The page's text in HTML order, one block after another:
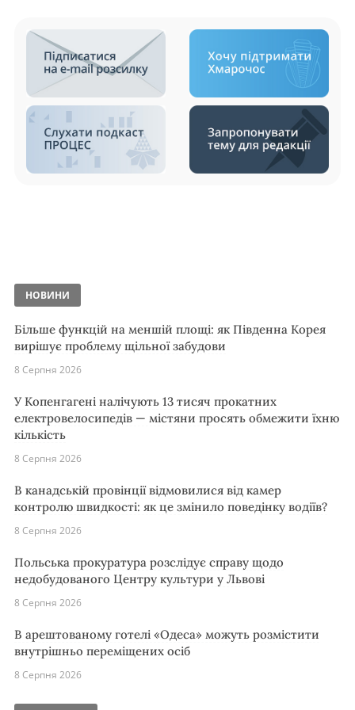
НОВИНИ
Більше функцій на меншій площі: як Південна Корея
вирішує проблему щільної забудови
8 Серпня 2026
У Копенгагені налічують 13 тисяч прокатних
електровелосипедів — містяни просять обмежити їхню
кількість
8 Серпня 2026
В канадській провінції відмовилися від камер
контролю швидкості: як це змінило поведінку водіїв?
8 Серпня 2026
Польська прокуратура розслідує справу щодо
недобудованого Центру культури у Львові
8 Серпня 2026
В арештованому готелі «Одеса» можуть розмістити
внутрішньо переміщених осіб
8 Серпня 2026